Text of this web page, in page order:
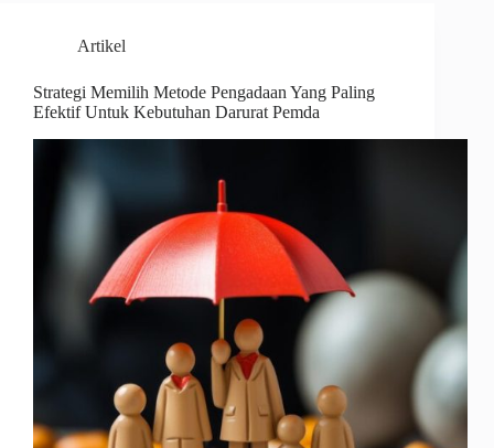
Artikel
Strategi Memilih Metode Pengadaan Yang Paling
Efektif Untuk Kebutuhan Darurat Pemda